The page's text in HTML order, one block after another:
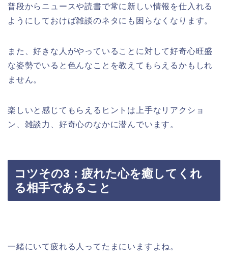
普段からニュースや読書で常に新しい情報を仕入れる
ようにしておけば雑談のネタにも困らなくなります。
また、好きな人がやっていることに対して好奇心旺盛
な姿勢でいると色んなことを教えてもらえるかもしれ
ません。
楽しいと感じてもらえるヒントは上手なリアクショ
ン、雑談力、好奇心のなかに潜んでいます。
コツその3：疲れた心を癒してくれ
る相手であること
一緒にいて疲れる人ってたまにいますよね。